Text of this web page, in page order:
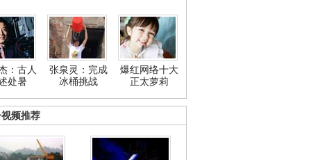
：古人
处暑
张泉灵：完成
冰桶挑战
爆红网络十大
正太萝莉
频推荐